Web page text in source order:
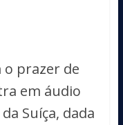
prazer de
em áudio
da Suíça, dada